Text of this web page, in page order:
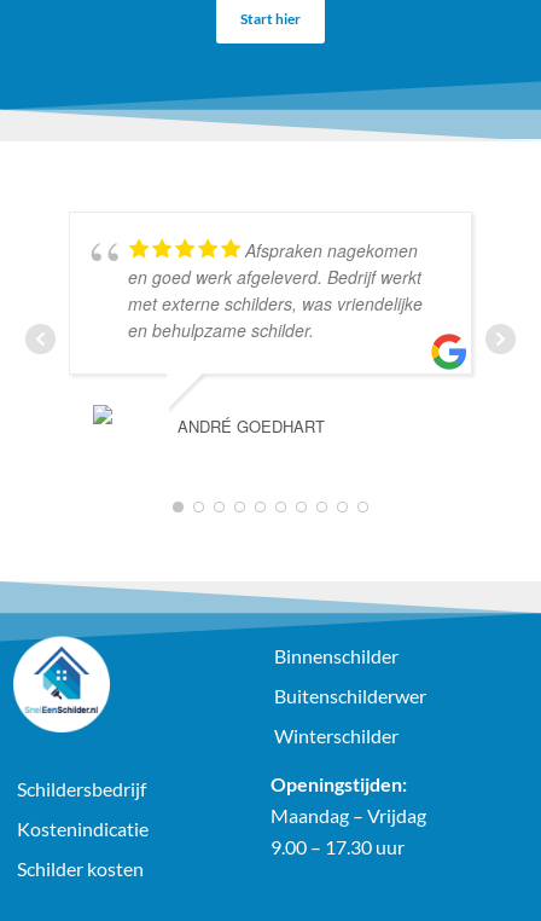
Start hier
Afspraken nagekomen
en goed werk afgeleverd. Bedrijf werkt
met externe schilders, was vriendelijke
en behulpzame schilder.
ANDRÉ GOEDHART
1 2 3 4 5 6 7 8 9 10
Binnenschilder
Buitenschilderwer
Winterschilder
Schildersbedrijf
Kostenindicatie
Schilder kosten
Openingstijden:
Maandag – Vrijdag
9.00 – 17.30 uur